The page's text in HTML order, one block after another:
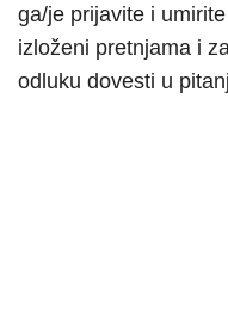
ga/je prijavite i
izloženi pretnjama i
odluku dovesti u